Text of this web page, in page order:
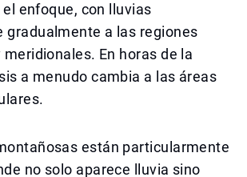
enfoque, con lluvias
gradualmente a las regiones
En horas de la
a menudo cambia a las áreas
están particularmente
no solo aparece lluvia sino